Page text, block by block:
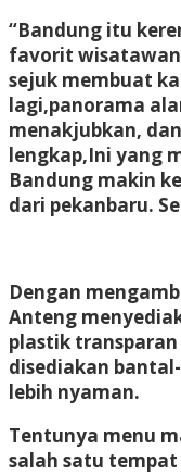
“Bandung itu
favorit
sejuk membuat
lagi,panorama
menakjubkan,
lengkap,Ini yang
Bandung makin
dari pekanbaru.
Dengan
Anteng
plastik
disediakan
lebih nyaman.
Tentunya menu
salah satu